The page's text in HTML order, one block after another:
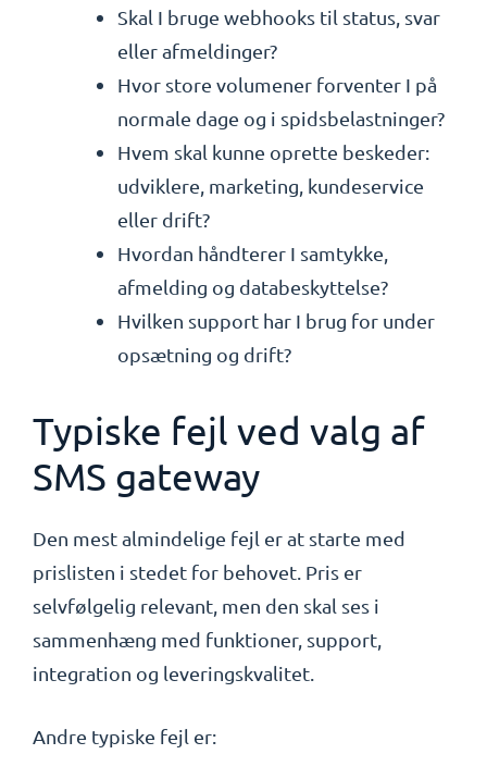
Skal I bruge webhooks til status, svar
eller afmeldinger?
Hvor store volumener forventer I på
normale dage og i spidsbelastninger?
Hvem skal kunne oprette beskeder:
udviklere, marketing, kundeservice
eller drift?
Hvordan håndterer I samtykke,
afmelding og databeskyttelse?
Hvilken support har I brug for under
opsætning og drift?
Typiske fejl ved valg af
SMS gateway
Den mest almindelige fejl er at starte med
prislisten i stedet for behovet. Pris er
selvfølgelig relevant, men den skal ses i
sammenhæng med funktioner, support,
integration og leveringskvalitet.
Andre typiske fejl er: